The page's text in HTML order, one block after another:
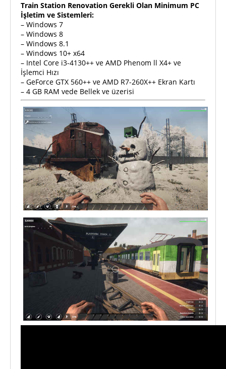
Train Station Renovation Gerekli Olan Minimum PC
İşletim ve Sistemleri:
– Windows 7
– Windows 8
– Windows 8.1
– Windows 10+ x64
– Intel Core i3-4130++ ve AMD Phenom ll X4+ ve
İşlemci Hızı
– GeForce GTX 560++ ve AMD R7-260X++ Ekran Kartı
– 4 GB RAM vede Bellek ve üzerisi